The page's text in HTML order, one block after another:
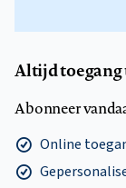
Altijd toegang
Abonneer
Online